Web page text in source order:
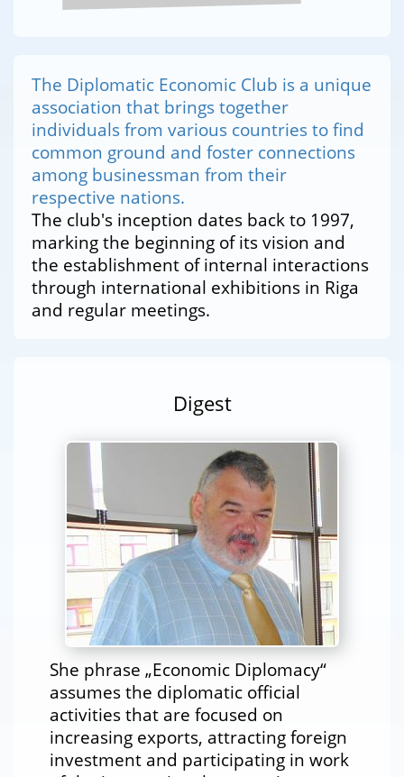
The Diplomatic Economic Club is a unique
association that brings together
individuals from various countries to find
common ground and foster connections
among businessman from their
respective nations.
The club's inception dates back to 1997,
marking the beginning of its vision and
the establishment of internal interactions
through international exhibitions in Riga
and regular meetings.
Digest
She phrase „Economic Diplomacy“
assumes the diplomatic official
activities that are focused on
increasing exports, attracting foreign
investment and participating in work